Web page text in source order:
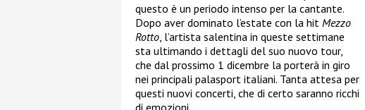
questo è un periodo intenso per la cantante.
Dopo aver dominato l’estate con la hit Mezzo
Rotto, l’artista salentina in queste settimane
sta ultimando i dettagli del suo nuovo tour,
che dal prossimo 1 dicembre la porterà in giro
nei principali palasport italiani. Tanta attesa per
questi nuovi concerti, che di certo saranno ricchi